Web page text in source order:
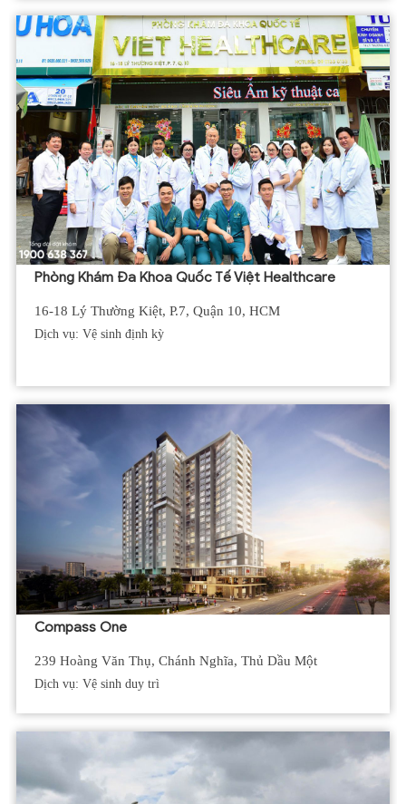
Phòng Khám Đa Khoa Quốc Tế Việt Healthcare
16-18 Lý Thường Kiệt, P.7, Quận 10, HCM
Dịch vụ: Vệ sinh định kỳ
Compass One
239 Hoàng Văn Thụ, Chánh Nghĩa, Thủ Dầu Một
Dịch vụ: Vệ sinh duy trì